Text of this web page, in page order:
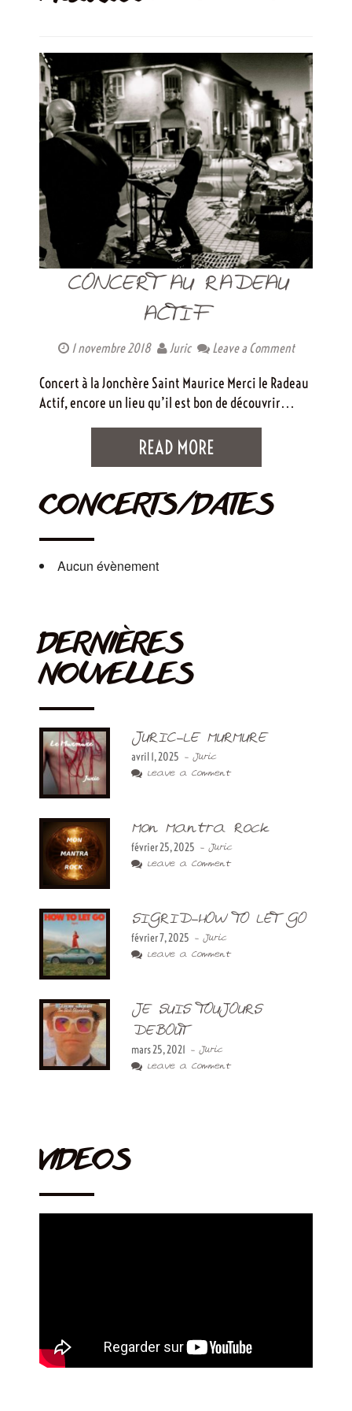
CONCERT AU RADEAU
ACTIF
1 novembre 2018 Juric Leave a Comment
Concert à la Jonchère Saint Maurice Merci le Radeau
Actif, encore un lieu qu’il est bon de découvrir…
READ MORE
CONCERTS/DATES
Aucun évènement
DERNIÈRES
NOUVELLES
JURIC-LE MURMURE
avril 1, 2025 - Juric
Leave a Comment
Mon Mantra Rock
février 25, 2025 - Juric
Leave a Comment
SIGRID-HOW TO LET GO
février 7, 2025 - Juric
Leave a Comment
JE SUIS TOUJOURS
DEBOUT
mars 25, 2021 - Juric
Leave a Comment
VIDEOS